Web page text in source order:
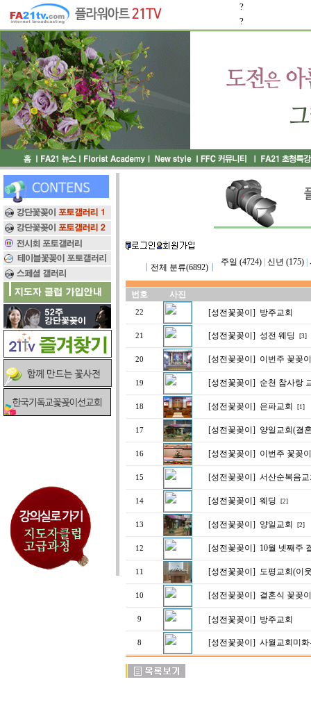
?
?
전체 분류(6892)┃
주일 (4724)| 신년 (175)|
번호 사진
22 [성전꽃꽂이] 방주교회
21 [성전꽃꽂이] 성전 웨딩 [3]
20 [성전꽃꽂이] 이번주 꽃꽂이
19 [성전꽃꽂이] 순천 참사랑
18 [성전꽃꽂이] 은파교회 [1]
17 [성전꽃꽂이] 양일교회(결
16 [성전꽃꽂이] 이번주 꽃꽂
15 [성전꽃꽂이] 서산순복음
14 [성전꽃꽂이] 웨딩 [2]
13 [성전꽃꽂이] 양일교회 [2]
12 [성전꽃꽂이] 10월 넷째주
11 [성전꽃꽂이] 도평교회(이
10 [성전꽃꽂이] 결혼식 꽃꽂이
9 [성전꽃꽂이] 방주교회
8 [성전꽃꽂이] 사월교회미화